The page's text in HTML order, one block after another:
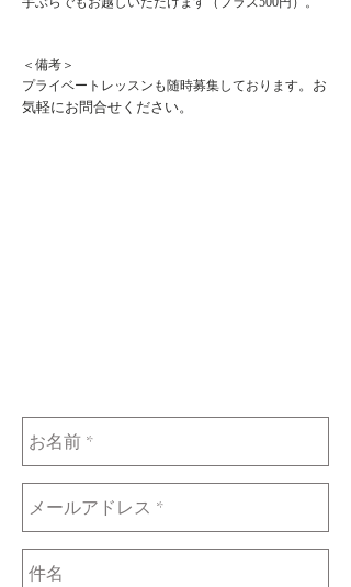
＜備考＞
プライベートレッスンも随時募集しております。お
気軽にお問合せください。